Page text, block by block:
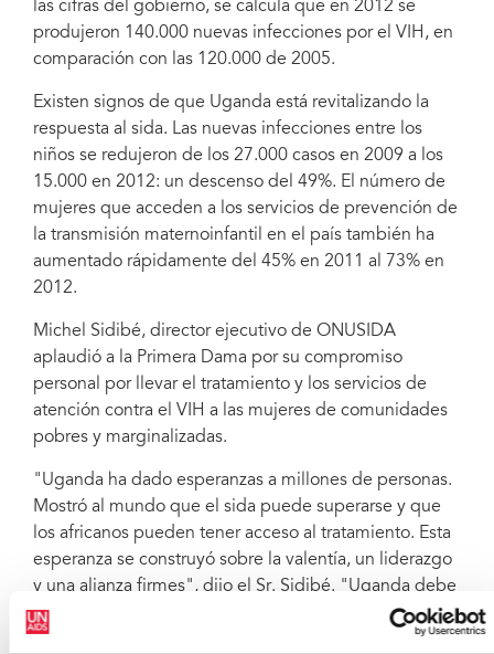
las cifras del gobierno, se calcula que en 2012 se
produjeron 140.000 nuevas infecciones por el VIH, en
comparación con las 120.000 de 2005.
Existen signos de que Uganda está revitalizando la
respuesta al sida. Las nuevas infecciones entre los
niños se redujeron de los 27.000 casos en 2009 a los
15.000 en 2012: un descenso del 49%. El número de
mujeres que acceden a los servicios de prevención de
la transmisión maternoinfantil en el país también ha
aumentado rápidamente del 45% en 2011 al 73% en
2012.
Michel Sidibé, director ejecutivo de ONUSIDA
aplaudió a la Primera Dama por su compromiso
personal por llevar el tratamiento y los servicios de
atención contra el VIH a las mujeres de comunidades
pobres y marginalizadas.
"Uganda ha dado esperanzas a millones de personas.
Mostró al mundo que el sida puede superarse y que
los africanos pueden tener acceso al tratamiento. Esta
esperanza se construyó sobre la valentía, un liderazgo
y una alianza firmes", dijo el Sr. Sidibé. "Uganda debe
recuperar el coraje y el compromiso de sus primeros
días para acabar el trabajo y lograr una generación que